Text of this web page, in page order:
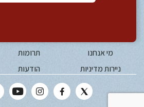
מי אנחנו תרומות
ניירות מדיניות
הודעות